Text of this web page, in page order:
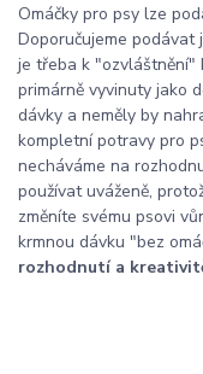
Omáčky pro psy lze
Doporučujeme podávat
je třeba k "ozvláštnění"
primárně vyvinuty jako
dávky a neměly by
kompletní potravy pro
necháváme na
používat uváženě,
změníte svému psovi
krmnou dávku "bez
rozhodnutí a